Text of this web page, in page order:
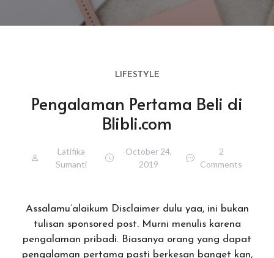
LIFESTYLE
Pengalaman Pertama Beli di
Blibli.com
Latifika
Sumanti
October 24,
2019
2
Comments
Assalamu’alaikum Disclaimer dulu yaa, ini bukan
tulisan sponsored post. Murni menulis karena
pengalaman pribadi. Biasanya orang yang dapat
pengalaman pertama pasti berkesan banget kan,